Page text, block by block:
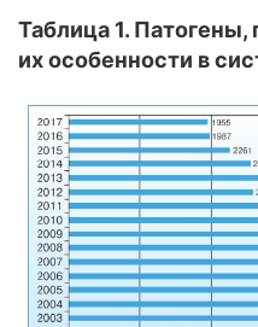
Таблица 1.
их особенности в